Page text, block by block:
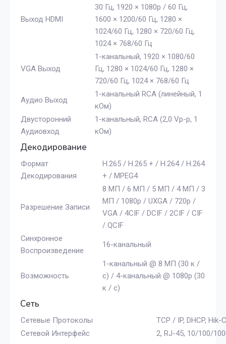
Выход HDMI
30 Гц, 1920 × 1080p / 60 Гц,
1600 × 1200/60 Гц, 1280 ×
1024/60 Гц, 1280 × 720/60 Гц,
1024 × 768/60 Гц
VGA Выход
1-канальный, 1920 × 1080/60
Гц, 1280 × 1024/60 Гц, 1280 ×
720/60 Гц, 1024 × 768/60 Гц
Аудио Выход
1-канальный RCA (линейный, 1
кОм)
Двусторонний
Аудиовход
1-канальный, RCA (2,0 Vp-p, 1
кОм)
Декодирование
Формат
Декодирования
H.265 / H.265 + / H.264 / H.264
+ / MPEG4
Разрешение Записи
8 МП / 6 МП / 5 МП / 4 МП / 3
МП / 1080p / UXGA / 720p /
VGA / 4CIF / DCIF / 2CIF / CIF
/ QCIF
Синхронное
Воспроизведение
16-канальный
Возможность
1-канальный @ 8 МП (30 к /
с) / 4-канальный @ 1080p (30
к / с)
Сеть
Сетевые Протоколы
TCP / IP, DHCP, Hik-
Сетевой Интерфейс
2, RJ-45, 10/100/